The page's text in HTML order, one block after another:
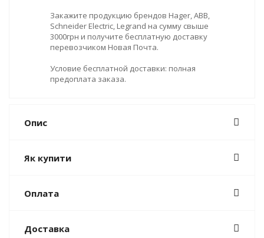
Закажите продукцию брендов Hager, ABB,
Schneider Electric, Legrand на сумму свыше
3000грн и получите бесплатную доставку
перевозчиком Новая Почта.
Условие бесплатной доставки: полная
предоплата заказа.
Опис
Як купити
Оплата
Доставка